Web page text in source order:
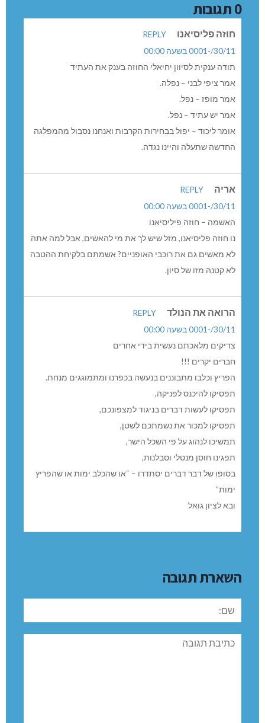
0 תגובות
חוזה פליסיאנו
REPLY
30/11/-0001 בשעה 00:00
תודה ענקית לסיוון יחיאלי החוזה בענק את העתיד
אמר ציפי לבני – נפלה.
אמר מופז – נפל.
אמר יש עתיד – נפל.
אומר ליכוד – יפול בבחירות הקרבות ואנחנו נסבול מהמפלגה
החדשה שתעלה והיינו נגדה.
אריה
REPLY
30/11/-0001 בשעה 00:00
האשמה – חוזה פיליסיאנו
נו חוזה פליסיאנו, מזל שיש לך את מי להאשים, אבל למה אתה
לא מאשים גם את רוכבי האופניים? אשמתם בלקיחת ההטבה
לא קטנה מזו של סיון.
הרואה את הנולד
REPLY
30/11/-0001 בשעה 00:00
צדיקים מלאכתם נעשית בידי אחרים
חברים יקרים !!!
הפריץ וכלבו מתבוננים בנעשה בכפרנו ומתמוגגים מנחת.
תפסיקו להיכנס לפניקה,
תפסיקו לעשות דברים בניגוד למצפונכם,
תפסיקו למכור את נשמתכם לשטן,
תמשיכו לנהוג על פי השכל הישר,
תפגינו חוסן מנטלי וסבלנות,
בסופו של דבר דברים יסתדרו – “או שהכלב ימות או שהפריץ
ימות”
ובא לציון גואל
השארת תגובה
שם:
תגובה